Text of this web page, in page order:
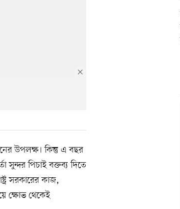
উপলক্ষ। কিন্তু এ বছর
সুন্দর পিচাই বক্তব্য দিতে
সরকারের কাজ,
ক্ষোভ থেকেই